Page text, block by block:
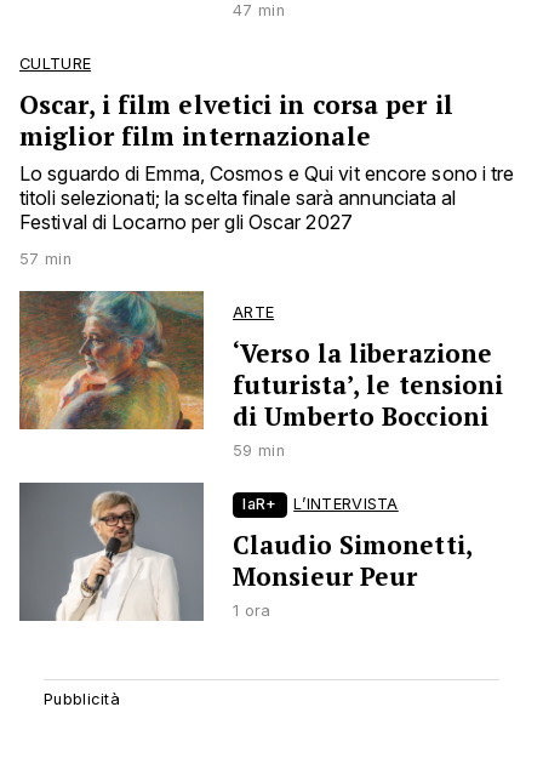
47 min
CULTURE
Oscar, i film elvetici in corsa per il
miglior film internazionale
Lo sguardo di Emma, Cosmos e Qui vit encore sono i tre
titoli selezionati; la scelta finale sarà annunciata al
Festival di Locarno per gli Oscar 2027
57 min
ARTE
‘Verso la liberazione
futurista’, le tensioni
di Umberto Boccioni
59 min
laR+ L’INTERVISTA
Claudio Simonetti,
Monsieur Peur
1 ora